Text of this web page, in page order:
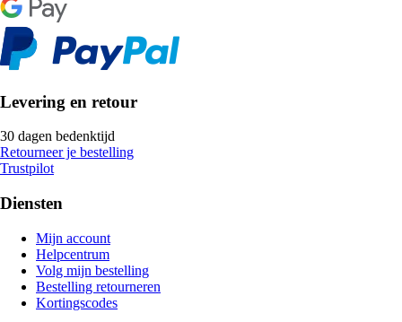
Levering en retour
30 dagen bedenktijd
Retourneer je bestelling
Trustpilot
Diensten
Mijn account
Helpcentrum
Volg mijn bestelling
Bestelling retourneren
Kortingscodes